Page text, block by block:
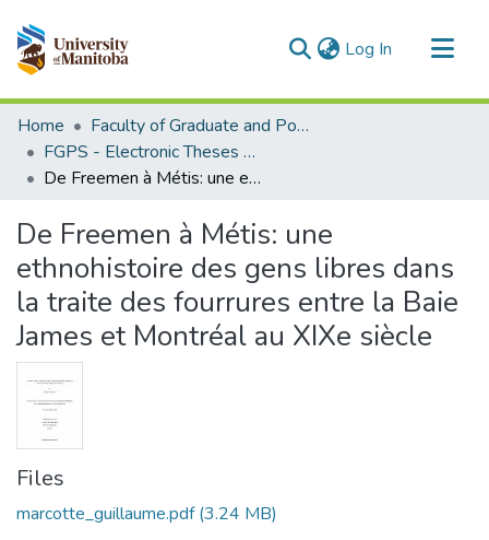
Log In (current)
Communities & Collections
All of MSpace
Statistics
Home
Faculty of Graduate and Postdoctoral Studies (Electronic Theses and Practica)
FGPS - Electronic Theses and Practica
De Freemen à Métis: une ethnohistoire des gens libres dans la traite des fourrures entre la Baie James et Montréal au XIXe siècle
De Freemen à Métis: une
ethnohistoire des gens libres dans
la traite des fourrures entre la Baie
James et Montréal au XIXe siècle
Files
marcotte_guillaume.pdf(3.24 MB)